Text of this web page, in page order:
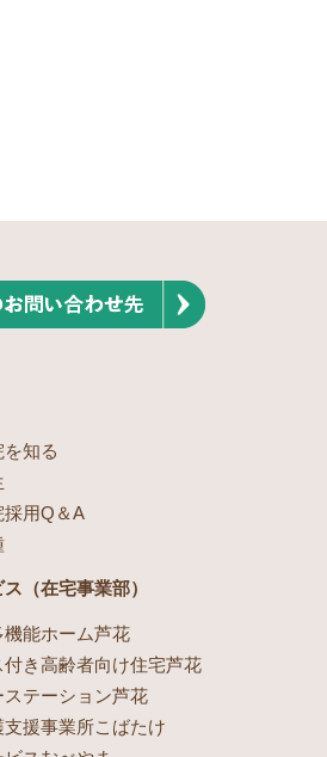
知る
採用Q＆A
（在宅事業部）
機能ホーム芦花
付き高齢者向け住宅芦花
ステーション芦花
支援事業所こばたけ